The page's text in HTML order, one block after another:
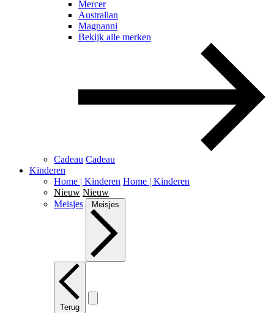
Mercer
Australian
Magnanni
Bekijk alle merken
Cadeau Cadeau
Kinderen
Home | Kinderen Home | Kinderen
Nieuw Nieuw
Meisjes
Meisjes
Terug